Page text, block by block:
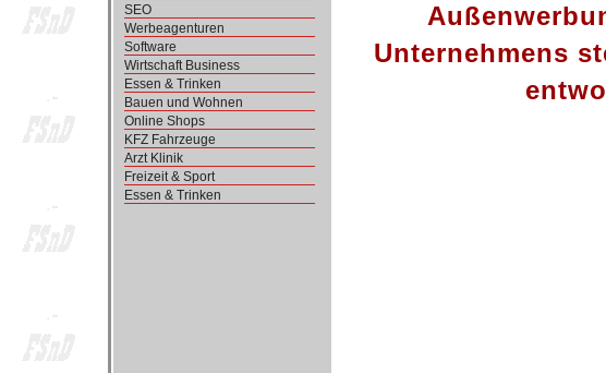
SEO
Werbeagenturen
Software
Wirtschaft Business
Essen & Trinken
Bauen und Wohnen
Online Shops
KFZ Fahrzeuge
Arzt Klinik
Freizeit & Sport
Essen & Trinken
Unternehmens